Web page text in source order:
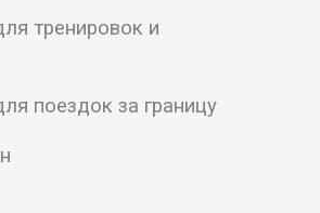
тренировок и
поездок за границу